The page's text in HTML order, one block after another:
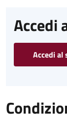
Accedi
Accedi al